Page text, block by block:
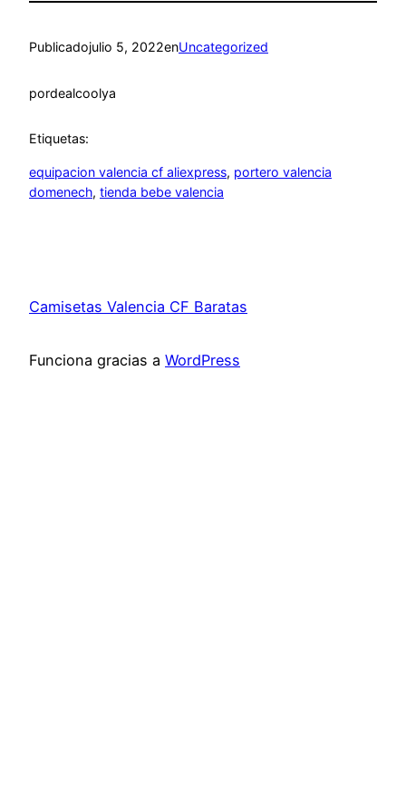
Publicadojulio 5, 2022enUncategorized
pordealcoolya
Etiquetas:
equipacion valencia cf aliexpress, portero valencia
domenech, tienda bebe valencia
Camisetas Valencia CF Baratas
Funciona gracias a WordPress